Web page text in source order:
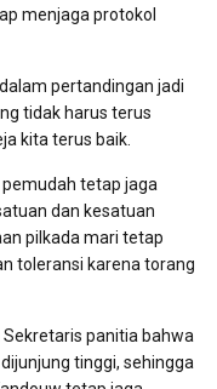
menjaga protokol
pertandingan jadi
tidak harus terus
kita terus baik.
tetap jaga
dan kesatuan
pilkada mari tetap
toleransi karena torang
panitia bahwa
tinggi, sehingga